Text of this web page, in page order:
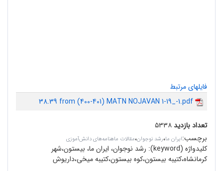
فایلهای مرتبط
38.39 from (400-401) MATN NOJAVAN 1-19_-1.pdf
تعداد بازدید۵۳۳۸
برچسب:ایران ما،رشد نوجوان،مقالات ماهنامه‌های دانش‌آموزی
کلیدواژه (keyword):
رشد نوجوان، ایران ما، بیستون،شهر
کرمانشاه،کتیبه بیستون،کوه بیستون،کتیبه میخی،داریوش